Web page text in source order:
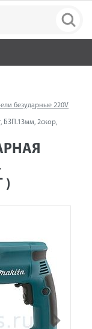
безударные 220V
БЗП.13мм, 2скор,
)